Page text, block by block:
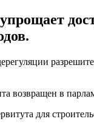
возвращен в
для